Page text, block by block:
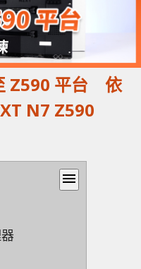
Z590 平台 依
N7 Z590
menu